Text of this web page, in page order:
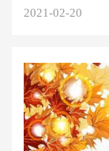
2021-02-20